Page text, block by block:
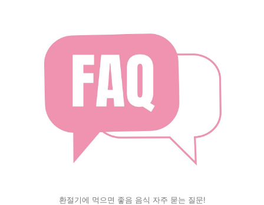
환절기에 먹으면 좋음 음식 자주 묻는 질문!